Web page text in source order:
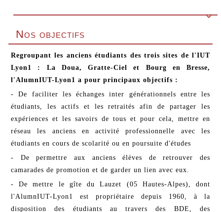

Nos objectifs
Regroupant les anciens étudiants des trois sites de l'IUT
Lyon1 : La Doua, Gratte-Ciel et Bourg en Bresse,
l'AlumnIUT-Lyon1 a pour principaux objectifs :
- De faciliter les échanges inter générationnels entre les
étudiants, les actifs et les retraités afin de partager les
expériences et les savoirs de tous et pour cela, mettre en
réseau les anciens en activité professionnelle avec les
étudiants en cours de scolarité ou en poursuite d'études
- De permettre aux anciens élèves de retrouver des
camarades de promotion et de garder un lien avec eux.
- De mettre le gîte du Lauzet (05 Hautes-Alpes), dont
l'AlumnIUT-Lyon1 est propriétaire depuis 1960, à la
disposition des étudiants au travers des BDE, des